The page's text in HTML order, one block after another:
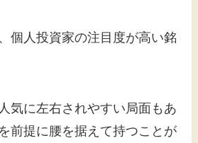
個人投資家の注目度が高い銘
気に左右されやすい局面もあ
前提に腰を据えて持つことが